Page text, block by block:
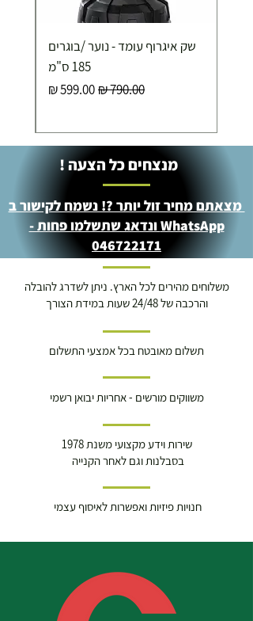
שק איגרוף עומד - נוער /בוגרים
185 ס"מ
מחיר רגילמחיר מבצע
מנצחים כל הצעה !
מצאתם מחיר זול יותר ?! נשמח לקישור ב
WhatsApp ונדאג שתשלמו פחות -
046722171
משלוחים מהירים לכל הארץ. ניתן לשדרג להובלה
והרכבה של 24/48 שעות במידת הצורך
תשלום מאובטח בכל אמצעי התשלום
משווקים מורשים - אחריות יבואן רשמי
שירות וידע מקצועי משנת 1978
בסבלנות וגם לאחר הקנייה
חנויות פיזיות ואפשרות לאיסוף עצמי